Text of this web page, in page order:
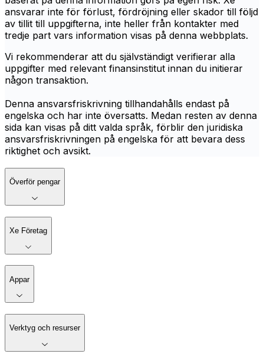
ansvarar inte för förlust, fördröjning eller skador till följd
av tillit till uppgifterna, inte heller från kontakter med
tredje part vars information visas på denna webbplats.
Vi rekommenderar att du självständigt verifierar alla
uppgifter med relevant finansinstitut innan du initierar
någon transaktion.
Denna ansvarsfriskrivning tillhandahålls endast på
engelska och har inte översatts. Medan resten av denna
sida kan visas på ditt valda språk, förblir den juridiska
ansvarsfriskrivningen på engelska för att bevara dess
riktighet och avsikt.
Överför pengar
Xe Företag
Appar
Verktyg och resurser